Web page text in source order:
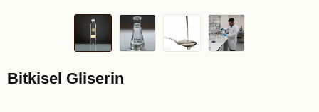
Bitkisel Gliserin